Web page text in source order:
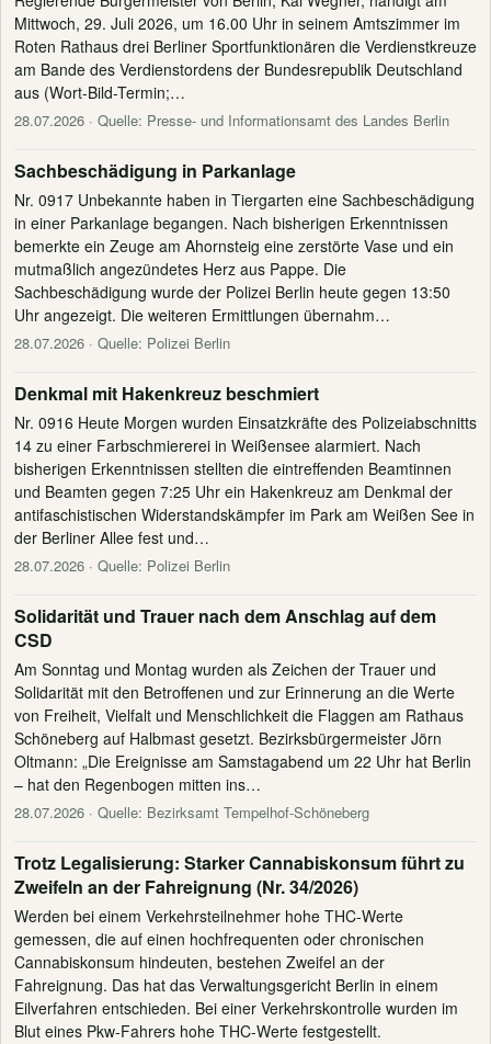
Mittwoch, 29. Juli 2026, um 16.00 Uhr in seinem Amtszimmer im
Roten Rathaus drei Berliner Sportfunktionären die Verdienstkreuze
am Bande des Verdienstordens der Bundesrepublik Deutschland
aus (Wort-Bild-Termin;…
28.07.2026 · Quelle: Presse- und Informationsamt des Landes Berlin
Sachbeschädigung in Parkanlage
Nr. 0917 Unbekannte haben in Tiergarten eine Sachbeschädigung
in einer Parkanlage begangen. Nach bisherigen Erkenntnissen
bemerkte ein Zeuge am Ahornsteig eine zerstörte Vase und ein
mutmaßlich angezündetes Herz aus Pappe. Die
Sachbeschädigung wurde der Polizei Berlin heute gegen 13:50
Uhr angezeigt. Die weiteren Ermittlungen übernahm…
28.07.2026 · Quelle: Polizei Berlin
Denkmal mit Hakenkreuz beschmiert
Nr. 0916 Heute Morgen wurden Einsatzkräfte des Polizeiabschnitts
14 zu einer Farbschmiererei in Weißensee alarmiert. Nach
bisherigen Erkenntnissen stellten die eintreffenden Beamtinnen
und Beamten gegen 7:25 Uhr ein Hakenkreuz am Denkmal der
antifaschistischen Widerstandskämpfer im Park am Weißen See in
der Berliner Allee fest und…
28.07.2026 · Quelle: Polizei Berlin
Solidarität und Trauer nach dem Anschlag auf dem
CSD
Am Sonntag und Montag wurden als Zeichen der Trauer und
Solidarität mit den Betroffenen und zur Erinnerung an die Werte
von Freiheit, Vielfalt und Menschlichkeit die Flaggen am Rathaus
Schöneberg auf Halbmast gesetzt. Bezirksbürgermeister Jörn
Oltmann: „Die Ereignisse am Samstagabend um 22 Uhr hat Berlin
– hat den Regenbogen mitten ins…
28.07.2026 · Quelle: Bezirksamt Tempelhof-Schöneberg
Trotz Legalisierung: Starker Cannabiskonsum führt zu
Zweifeln an der Fahreignung (Nr. 34/2026)
Werden bei einem Verkehrsteilnehmer hohe THC-Werte
gemessen, die auf einen hochfrequenten oder chronischen
Cannabiskonsum hindeuten, bestehen Zweifel an der
Fahreignung. Das hat das Verwaltungsgericht Berlin in einem
Eilverfahren entschieden. Bei einer Verkehrskontrolle wurden im
Blut eines Pkw-Fahrers hohe THC-Werte festgestellt.